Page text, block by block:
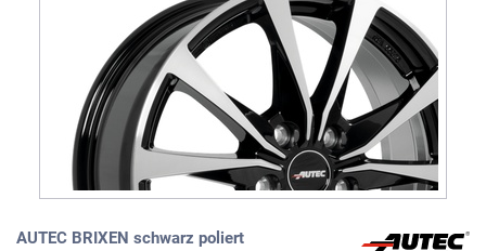
AUTEC BRIXEN schwarz poliert